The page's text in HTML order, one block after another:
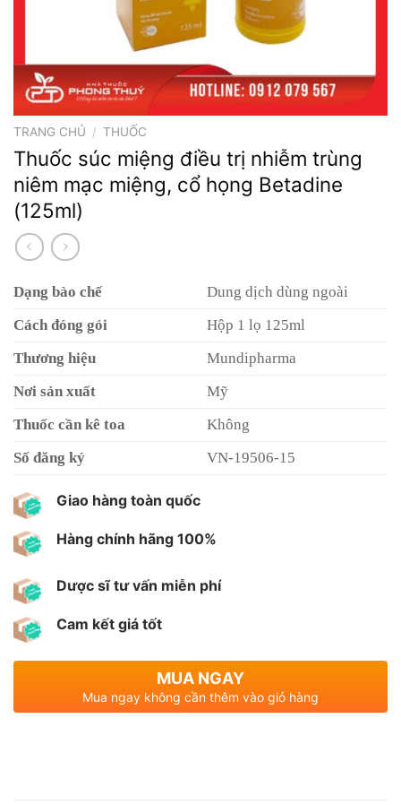
TRANG CHỦ / THUỐC
Thuốc súc miệng điều trị nhiễm trùng
niêm mạc miệng, cổ họng Betadine
(125ml)
Dạng bào chế
Dung dịch dùng ngoài
Cách đóng gói
Hộp 1 lọ 125ml
Thương hiệu
Mundipharma
Nơi sản xuất
Mỹ
Thuốc cần kê toa
Không
Số đăng ký
VN-19506-15
Giao hàng toàn quốc
Hàng chính hãng 100%
Dược sĩ tư vấn miễn phí
Cam kết giá tốt
MUA NGAY
Mua ngay không cần thêm vào giỏ hàng